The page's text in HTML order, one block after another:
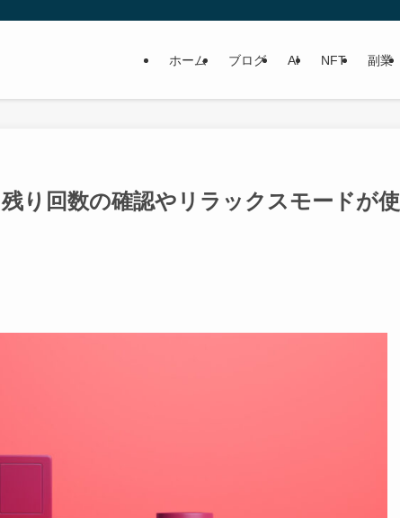
ホーム ブログ AI NFT 副業
り回数の確認やリラックスモードが使